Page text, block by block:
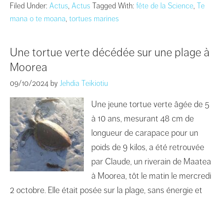
Filed Under: Actus, Actus Tagged With: fête de la Science, Te
mana o te moana, tortues marines
Une tortue verte décédée sur une plage à
Moorea
09/10/2024 by Jehdia Teikiotiu
Une jeune tortue verte âgée de 5
à 10 ans, mesurant 48 cm de
longueur de carapace pour un
poids de 9 kilos, a été retrouvée
par Claude, un riverain de Maatea
à Moorea, tôt le matin le mercredi
2 octobre. Elle était posée sur la plage, sans énergie et